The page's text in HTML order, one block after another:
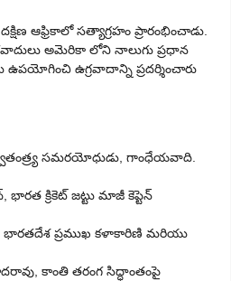
ఆఫ్రికాలో సత్యాగ్రహం ప్రారంభించాడు.
అమెరికా లోని నాలుగు ప్రధాన
ఉగ్రవాదాన్ని ప్రదర్శించారు
సమరయోధుడు, గాంధేయవాది.
క్రికెట్ జట్టు మాజీ కెప్టెన్
భారతదేశ ప్రముఖ కళాకారిణి మరియు
కాంతి తరంగ సిద్ధాంతంపై